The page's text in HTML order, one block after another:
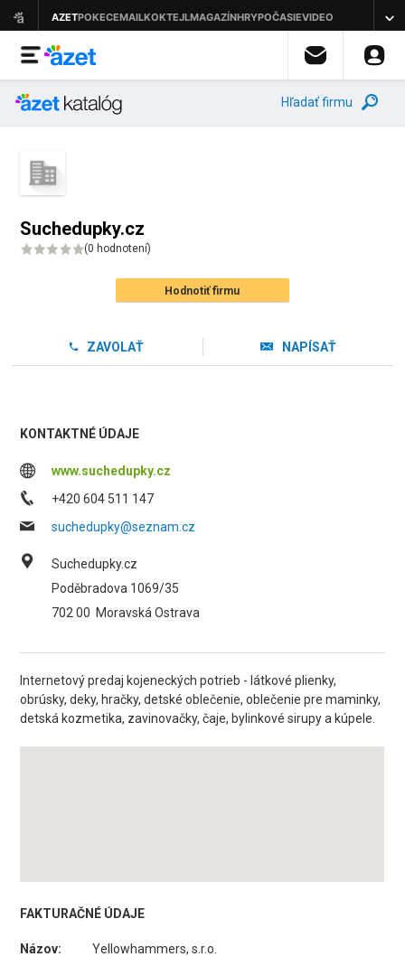
Hľadať firmu
Suchedupky.cz
(0 hodnotení)
Hodnotiť firmu
ZAVOLAŤ NAPÍSAŤ
KONTAKTNÉ ÚDAJE
www.suchedupky.cz
+420 604 511 147
suchedupky@seznam.cz
Suchedupky.cz
Poděbradova 1069/35
702 00 Moravská Ostrava
Internetový predaj kojeneckých potrieb - látkové plienky,
obrúsky, deky, hračky, detské oblečenie, oblečenie pre maminky,
detská kozmetika, zavinovačky, čaje, bylinkové sirupy a kúpele.
FAKTURAČNÉ ÚDAJE
Názov:
Yellowhammers, s.r.o.